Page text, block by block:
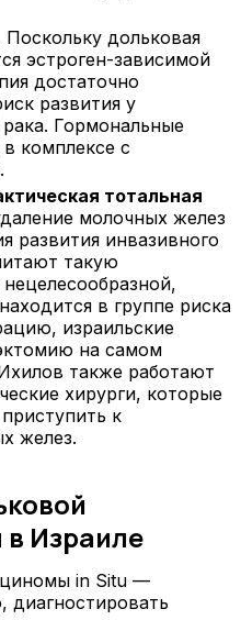
Поскольку дольковая
эстроген-зависимой
достаточно
развития у
Гормональные
комплексе с
тотальная
молочных желез
развития инвазивного
такую
в группе риска
израильские
на самом
также работают
хирурги, которые
к
желез.
Израиле
in Situ —
диагностировать